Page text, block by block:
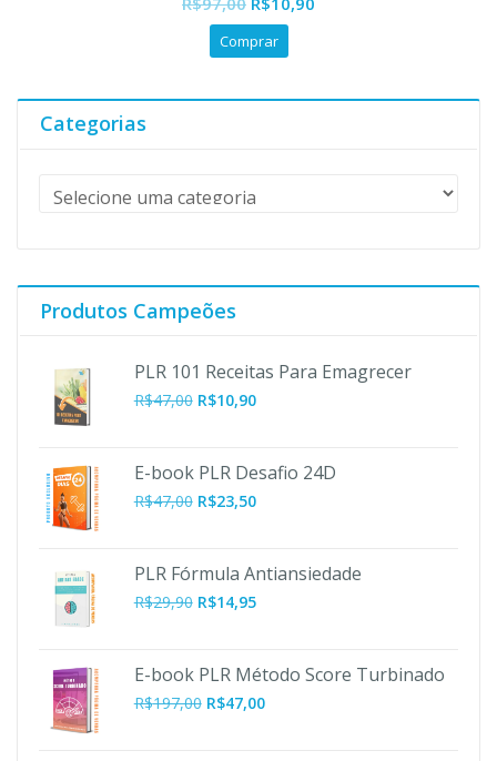
of
preço
original
Comprar
Categorias
Produtos Campeões
PLR 101 Receitas Para Emagrecer
R$47,00 O
era:
R$47,00.
R$10,90O
é:
R$10,90.
E-book PLR Desafio 24D
R$47,00 R$23,50
PLR Fórmula Antiansiedade
R$29,90 R$14,95
E-book PLR Método Score Turbinado
R$197,00 O
R$47,00O